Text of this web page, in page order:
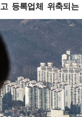
등록업체 위축되